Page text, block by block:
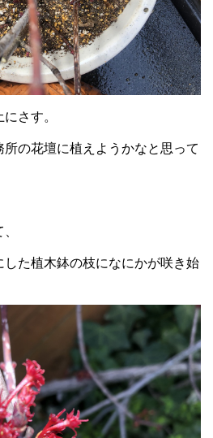
さす。
の花壇に植えようかなと思って
した植木鉢の枝になにかが咲き始